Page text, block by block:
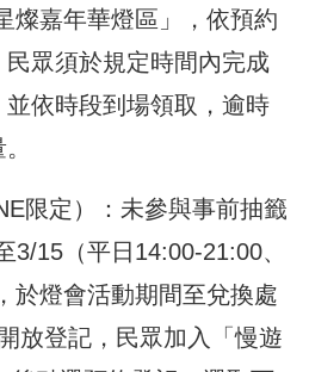
燦嘉年華燈區」，依預約
眾須於規定時間內完成
依時段到場領取，逾時
限定）：未參與事前抽籤
3/15（平日14:00-21:00、
於燈會活動期間至兌換處
放登記，民眾加入「慢遊